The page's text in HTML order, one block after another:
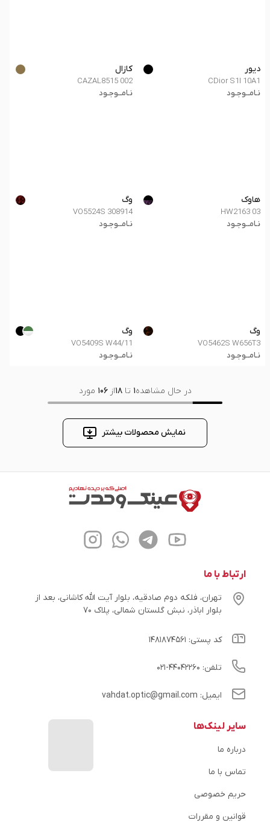
دیور
CDior S1I 10A1
نـامــوجـود
کازال
CAZAL8515 002
نـامــوجـود
هاوک
HW2163 03
نـامــوجـود
وگ
VO5524S 308914
نـامــوجـود
وگ
VO5462S W656T3
نـامــوجـود
وگ
VO5409S W44/11
نـامــوجـود
در حال مشاهده1 تا18از106 مورد
نمایش محصولات بیشتر
ارتباط با ما
تهران، فلکه دوم صادقیه، بلوار آیت الله کاشانی، بعد از
بلوار اباذر، نبش گلستان شمالی، پلاک ۷۰
کد پستی: ۱۴۸۱۸۷۴۵۶۱
تلفن: ۴۴۰۴۲۲۶۰-۰۲۱
ایمیل: vahdat.optic@gmail.com
سایر لینک‌ها
درباره ما
تماس با ما
حریم خصوصی
قوانین و مقررات